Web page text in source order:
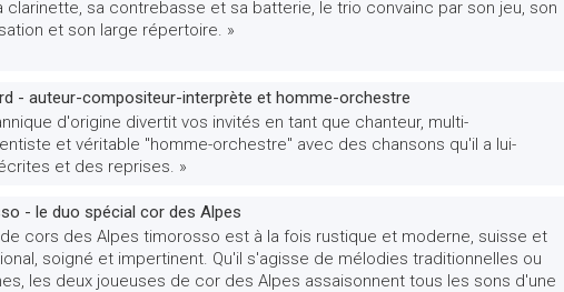
clarinette, sa contrebasse et sa batterie, le trio convainc par son jeu, son
et son large répertoire. »
- auteur-compositeur-interprète et homme-orchestre
d'origine divertit vos invités en tant que chanteur, multi-
et véritable "homme-orchestre" avec des chansons qu'il a lui-
et des reprises. »
- le duo spécial cor des Alpes
cors des Alpes timorosso est à la fois rustique et moderne, suisse et
soigné et impertinent. Qu'il s'agisse de mélodies traditionnelles ou
les deux joueuses de cor des Alpes assaisonnent tous les sons d'une